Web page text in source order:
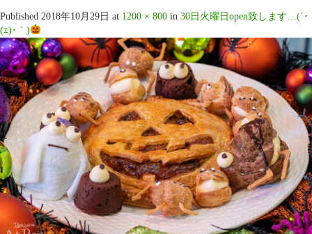
Published 2018年10月29日 at 1200 × 800 in 30日火曜日open致します…(´･
(ｪ)･｀)